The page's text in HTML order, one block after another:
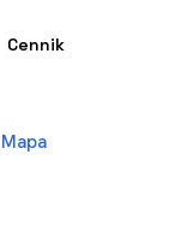
Cennik
Mapa